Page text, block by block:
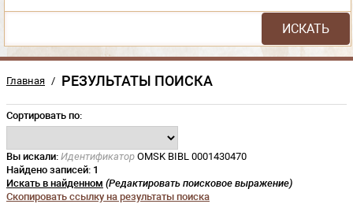
Главная / РЕЗУЛЬТАТЫ ПОИСКА
Сортировать по:
Вы искали: Идентификатор OMSK BIBL 0001430470
Найдено записей: 1
Искать в найденном (Редактировать поисковое выражение)
Скопировать ссылку на результаты поиска